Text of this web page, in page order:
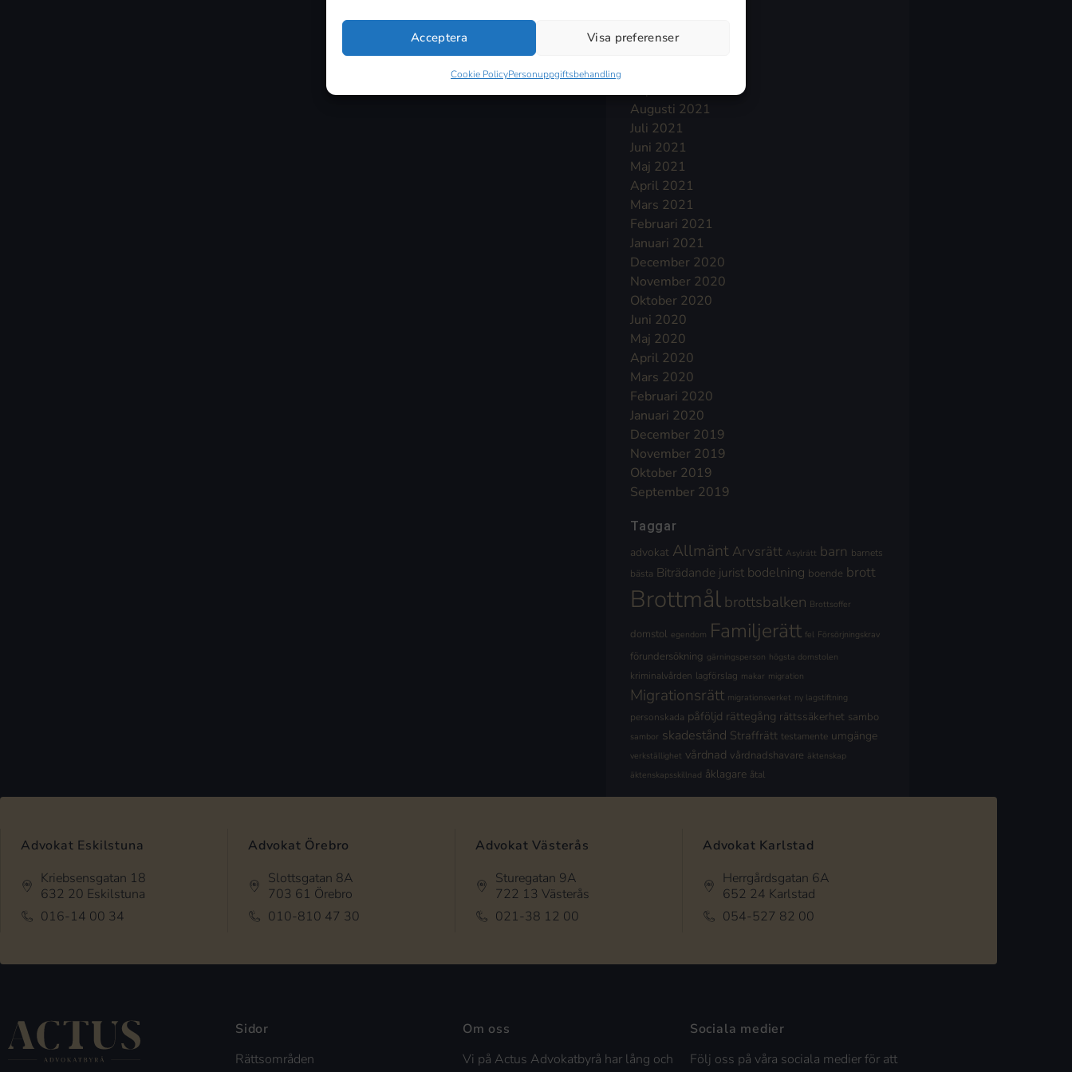
Acceptera Visa preferenser
Cookie PolicyPersonuppgiftsbehandling
December 2021
Augusti 2021
Juli 2021
Juni 2021
Maj 2021
April 2021
Mars 2021
Februari 2021
Januari 2021
December 2020
November 2020
Oktober 2020
Juni 2020
Maj 2020
April 2020
Mars 2020
Februari 2020
Januari 2020
December 2019
November 2019
Oktober 2019
September 2019
Taggar
advokat Allmänt Arvsrätt Asylrätt barn barnets
bästa Biträdande jurist bodelning boende brott
Brottmålbrottsbalken Brottsoffer
domstol egendom Familjerätt fel Försörjningskrav
förundersökning gärningsperson högsta domstolen
kriminalvården lagförslag makar migration
Migrationsrätt migrationsverket ny lagstiftning
personskada påföljd rättegång rättssäkerhet sambo
sambor skadestånd Straffrätt testamente umgänge
verkställighet vårdnad vårdnadshavare äktenskap
äktenskapsskillnad åklagare åtal
Advokat Eskilstuna
Kriebsensgatan 18
632 20 Eskilstuna
016-14 00 34
Advokat Örebro
Slottsgatan 8A
703 61 Örebro
010-810 47 30
Advokat Västerås
Sturegatan 9A
722 13 Västerås
021-38 12 00
Advokat Karlstad
Herrgårdsgatan 6A
652 24 Karlstad
054-527 82 00
Sidor
Rättsområden
Om oss
Vi på Actus Advokatbyrå har lång och
Sociala medier
Följ oss på våra sociala medier för att